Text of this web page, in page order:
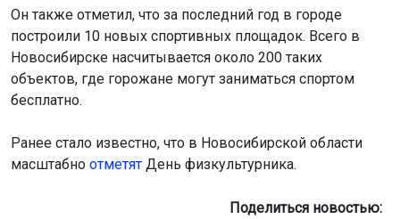
Он также отметил, что за последний год в городе
построили 10 новых спортивных площадок. Всего в
Новосибирске насчитывается около 200 таких
объектов, где горожане могут заниматься спортом
бесплатно.
Ранее стало известно, что в Новосибирской области
масштабно отметят День физкультурника.
Поделиться новостью: